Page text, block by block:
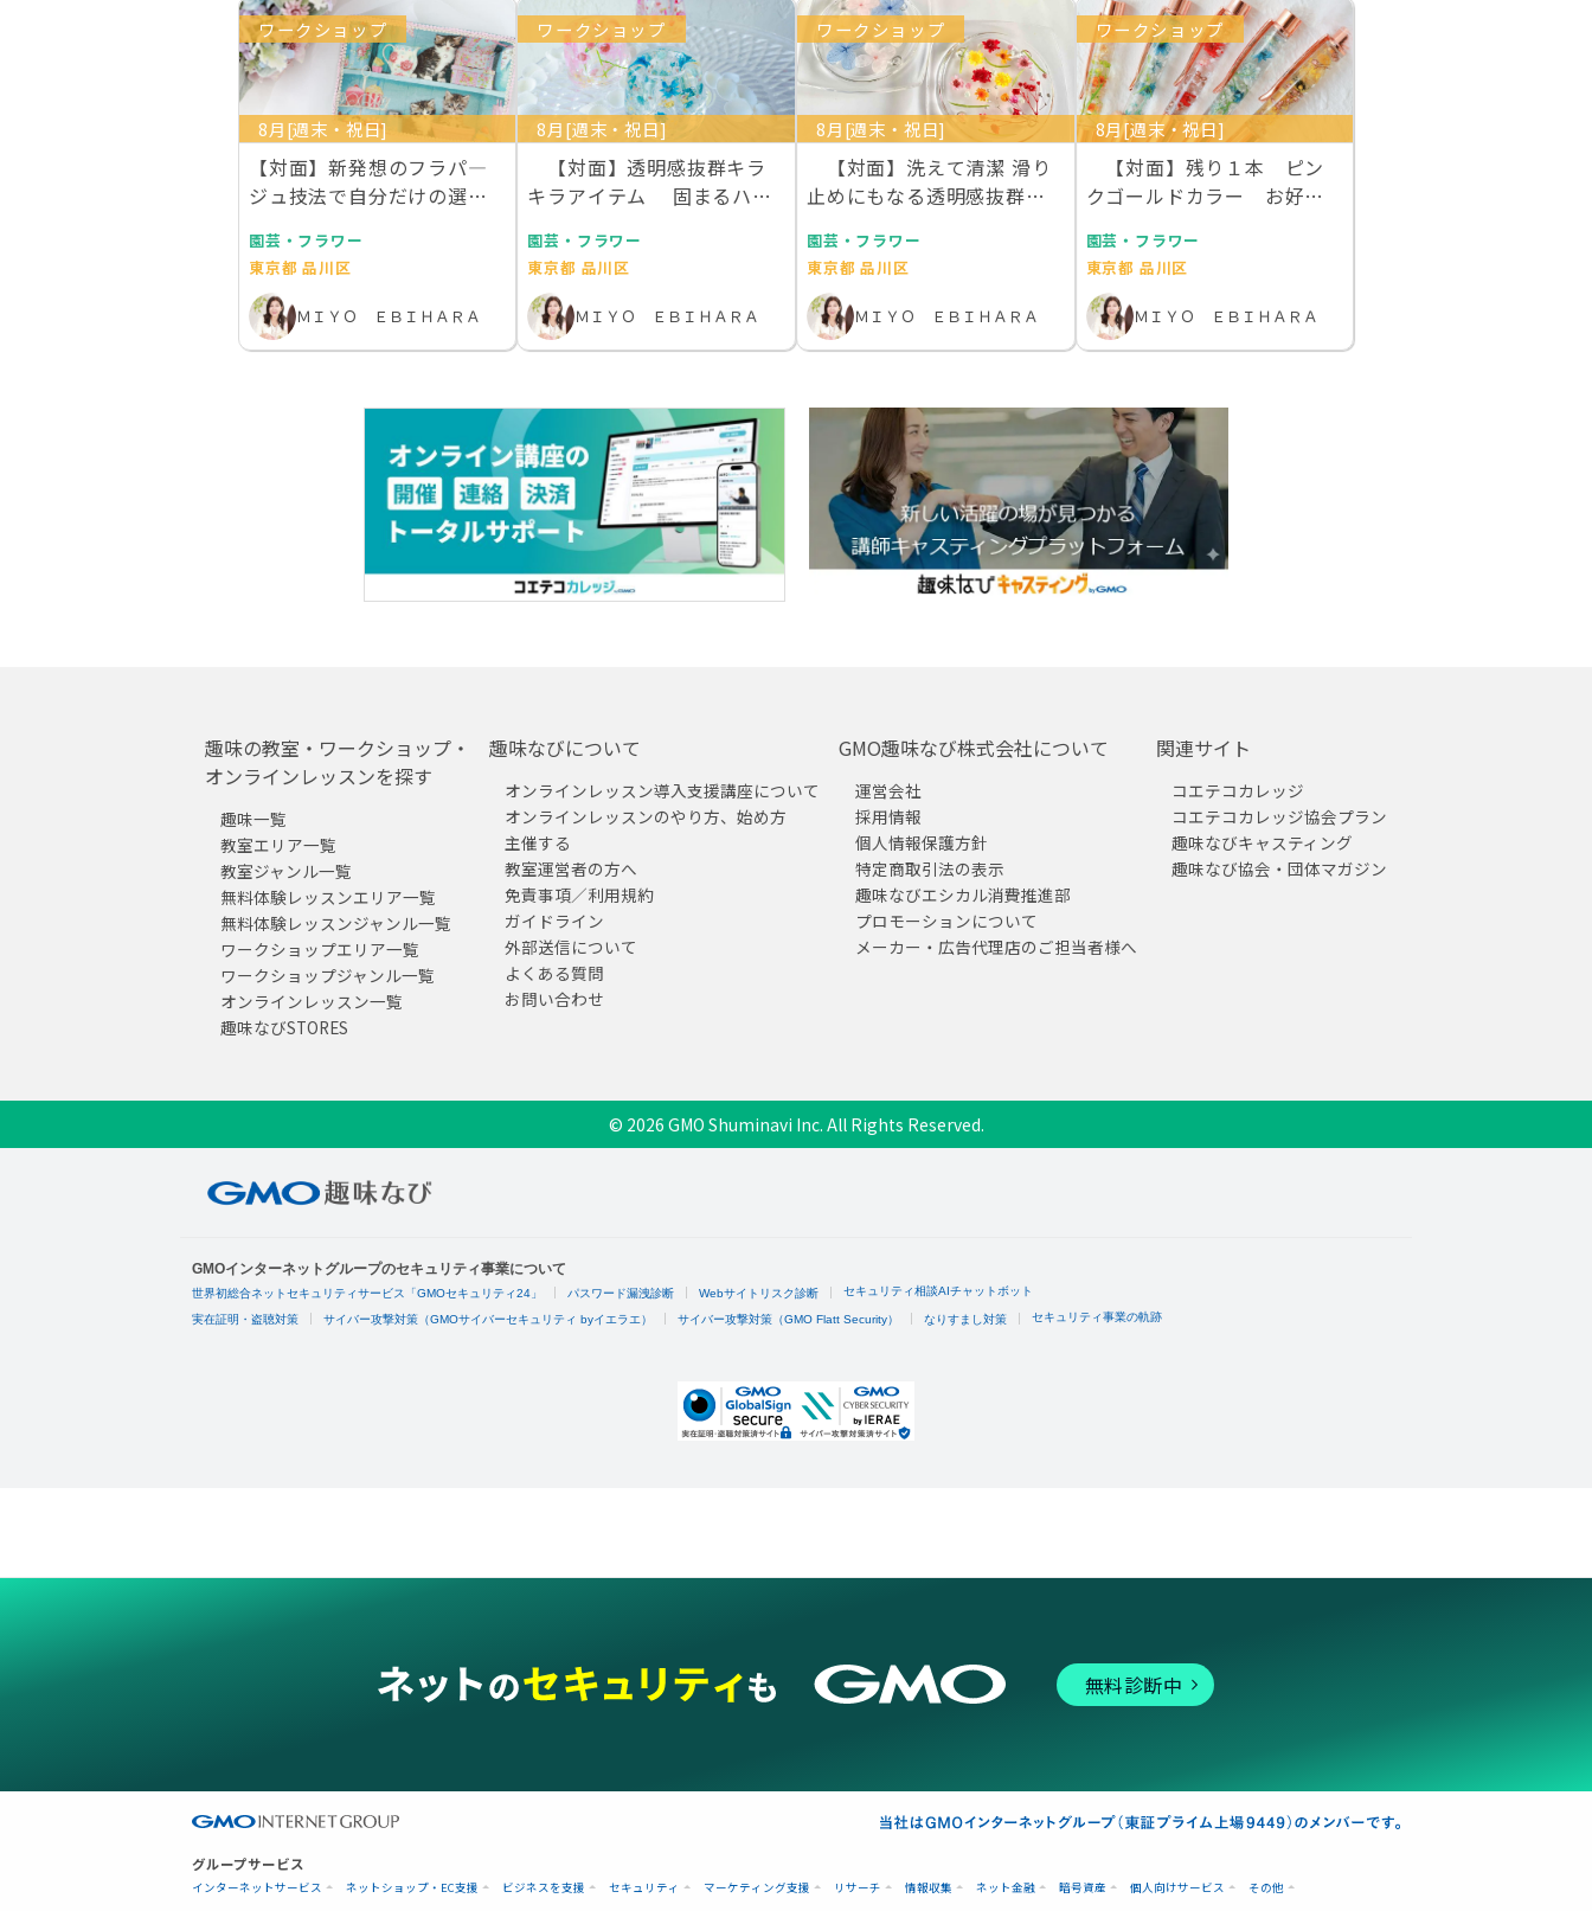
ワークショップ
8月[週末・祝日]
【対面】新発想のフラパ―
ジュ技法で自分だけの選ん
園芸・フラワー
東京都 品川区
ＭＩＹＯ ＥＢＩＨＡＲＡ
ワークショップ
8月[週末・祝日]
【対面】透明感抜群キラ
キラアイテム 固まるハー
園芸・フラワー
東京都 品川区
ＭＩＹＯ ＥＢＩＨＡＲＡ
ワークショップ
8月[週末・祝日]
【対面】洗えて清潔 滑り
止めにもなる透明感抜群の
園芸・フラワー
東京都 品川区
ＭＩＹＯ ＥＢＩＨＡＲＡ
ワークショップ
8月[週末・祝日]
【対面】残り１本 ピン
クゴールドカラー お好き
園芸・フラワー
東京都 品川区
ＭＩＹＯ ＥＢＩＨＡＲＡ
趣味の教室・ワークショップ・
オンラインレッスンを探す
趣味一覧
教室エリア一覧
教室ジャンル一覧
無料体験レッスンエリア一覧
無料体験レッスンジャンル一覧
ワークショップエリア一覧
ワークショップジャンル一覧
オンラインレッスン一覧
趣味なびSTORES
趣味なびについて
オンラインレッスン導入支援講座について
オンラインレッスンのやり方、始め方
主催する
教室運営者の方へ
免責事項／利用規約
ガイドライン
外部送信について
よくある質問
お問い合わせ
GMO趣味なび株式会社について
運営会社
採用情報
個人情報保護方針
特定商取引法の表示
趣味なびエシカル消費推進部
プロモーションについて
メーカー・広告代理店のご担当者様へ
関連サイト
コエテコカレッジ
コエテコカレッジ協会プラン
趣味なびキャスティング
趣味なび協会・団体マガジン
© 2026 GMO Shuminavi Inc. All Rights Reserved.
無料診断中
グループサービス
インターネットサービス ネットショップ・EC支援 ビジネスを支援 セキュリティ マーケティング支援 リサーチ 情報収集 ネット金融 暗号資産 個人向けサービス その他